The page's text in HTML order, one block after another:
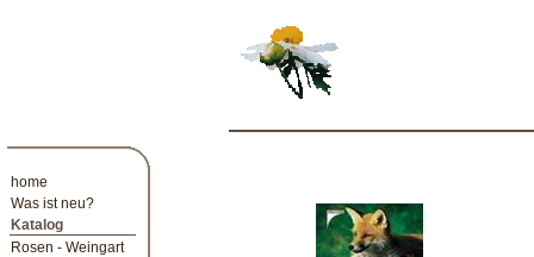
home
Was ist neu?
Katalog
Rosen - Weingart